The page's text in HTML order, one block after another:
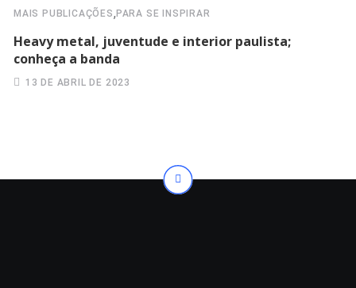
MAIS PUBLICAÇÕES,PARA SE INSPIRAR
Heavy metal, juventude e interior paulista;
conheça a banda
13 DE ABRIL DE 2023